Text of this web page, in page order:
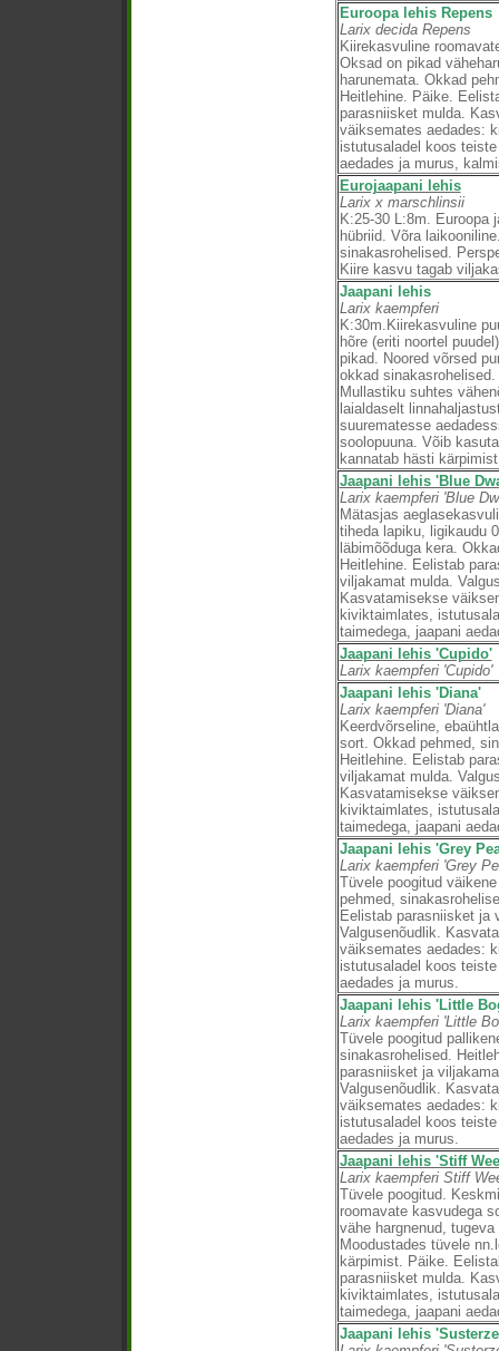
Euroopa lehis Repens
Larix decida Repens
Kiirekasvuline
Oksad on pikad
harunemata. Okkad
Heitlehine. Päike.
parasniisket mulda.
väiksemates aedades:
istutusaladel koos
aedades ja murus,
Eurojaapani lehis
Larix x marschlinsii
K:25-30 L:8m. Euroopa
hübriid. Võra
sinakasrohelised.
Kiire kasvu tagab
Jaapani lehis
Larix kaempferi
K:30m.Kiirekasvuline
hõre (eriti noortel
pikad. Noored võrsed
okkad
Mullastiku suhtes
laialdaselt
suurematesse
soolopuuna. Võib
kannatab hästi
Jaapani lehis 'Blue
Larix kaempferi 'Blue
Mätasjas
tiheda lapiku, ligikaudu
läbimõõduga kera.
Heitlehine. Eelistab
viljakamat mulda.
Kasvatamisekse
kiviktaimlates,
taimedega, jaapani
Jaapani lehis 'Cupido'
Larix kaempferi 'Cupido'
Jaapani lehis 'Diana'
Larix kaempferi 'Diana'
Keerdvõrseline,
sort. Okkad pehmed,
Heitlehine. Eelistab
viljakamat mulda.
Kasvatamisekse
kiviktaimlates,
taimedega, jaapani
Jaapani lehis 'Grey
Larix kaempferi 'Grey
Tüvele poogitud
pehmed,
Eelistab parasniisket ja
Valgusenõudlik.
väiksemates aedades:
istutusaladel koos
aedades ja murus.
Jaapani lehis 'Little
Larix kaempferi 'Little
Tüvele poogitud
sinakasrohelised.
parasniisket ja
Valgusenõudlik.
väiksemates aedades:
istutusaladel koos
aedades ja murus.
Jaapani lehis 'Stiff
Larix kaempferi Stiff
Tüvele poogitud.
roomavate kasvudega
vähe hargnenud,
Moodustades tüvele
kärpimist. Päike.
parasniisket mulda.
kiviktaimlates,
taimedega, jaapani
Jaapani lehis